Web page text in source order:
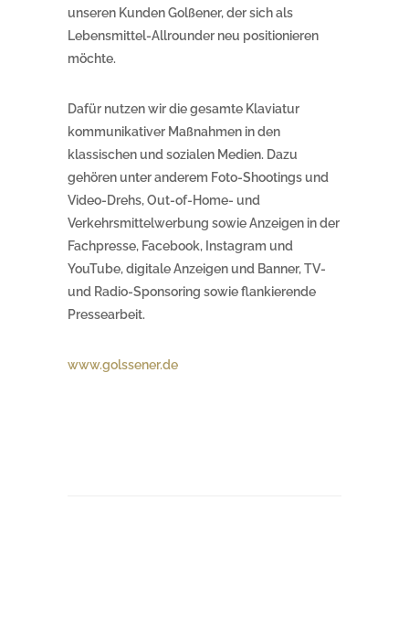
unseren Kunden Golßener, der sich als
Lebensmittel-Allrounder neu positionieren
möchte.
Dafür nutzen wir die gesamte Klaviatur
kommunikativer Maßnahmen in den
klassischen und sozialen Medien. Dazu
gehören unter anderem Foto-Shootings und
Video-Drehs, Out-of-Home- und
Verkehrsmittelwerbung sowie Anzeigen in der
Fachpresse, Facebook, Instagram und
YouTube, digitale Anzeigen und Banner, TV-
und Radio-Sponsoring sowie flankierende
Pressearbeit.
www.golssener.de